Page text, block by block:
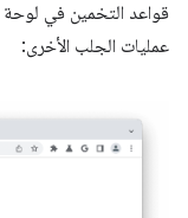
قواعد التخمين في لوحة
عمليات الجلب الأخرى: